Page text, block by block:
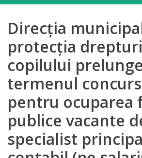
DGPDC
Subdiviziuni/Servicii
Structura
Strategia
Orarul
audienței
Direcţia
protecţia
copilului
termenul
pentru ocuparea
publice vacante
specialist